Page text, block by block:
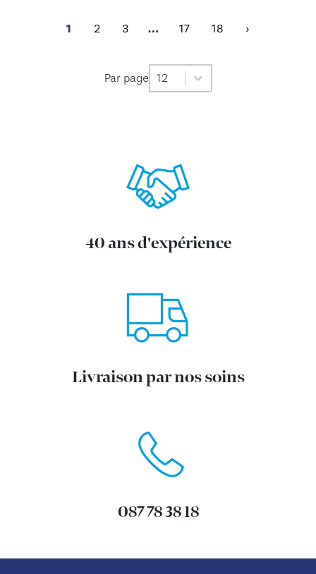
1 2 3 … 17 18 ›
Par page Par page
12
Par page
40 ans d'expérience
Livraison par nos soins
087 78 38 18